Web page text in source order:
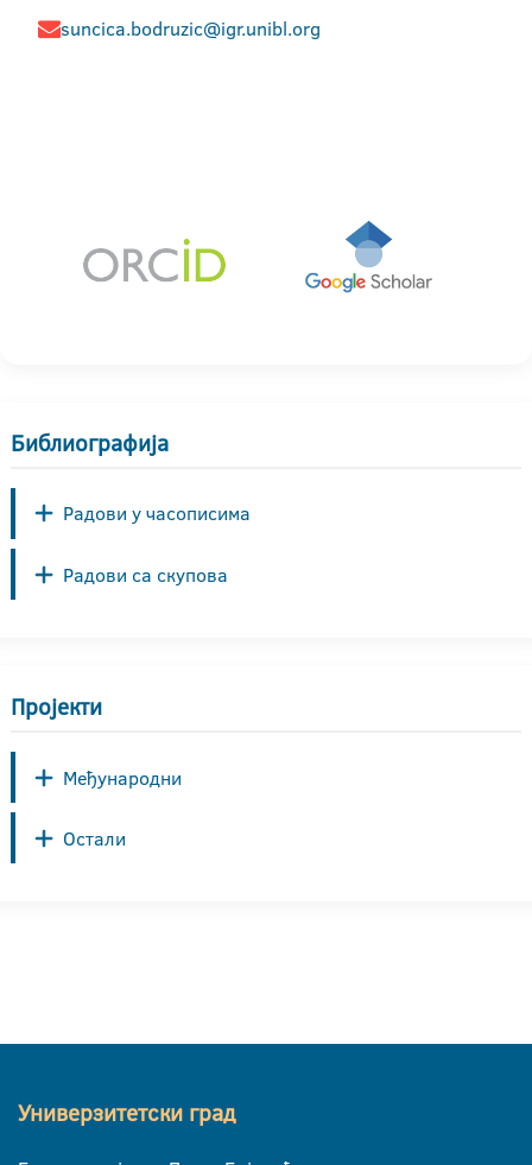
suncica.bodruzic@igr.unibl.org
Библиографија
Радови у часописима
Радови са скупова
Пројекти
Међународни
Остали
Универзитетски град